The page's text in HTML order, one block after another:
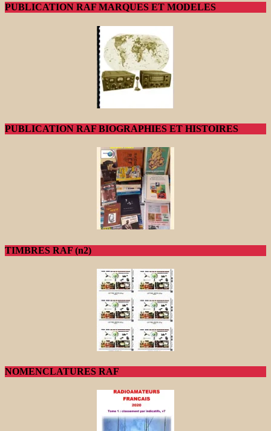
PUBLICATION RAF MARQUES ET MODELES
PUBLICATION RAF BIOGRAPHIES ET HISTOIRES
TIMBRES RAF (n2)
NOMENCLATURES RAF